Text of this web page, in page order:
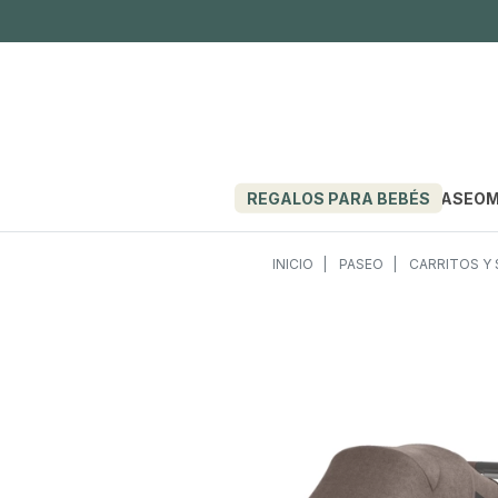
REGALOS PARA BEBÉS PASEO
INICIO PASEO CARRITOS Y